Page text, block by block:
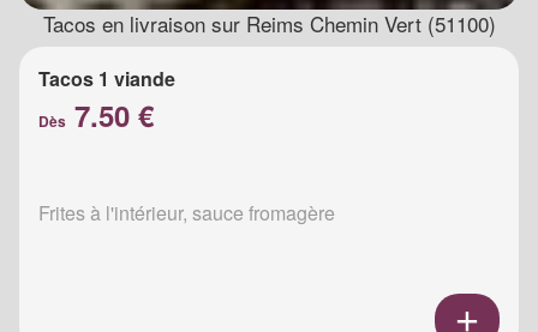
Tacos en livraison sur Reims Chemin Vert (51100)
Tacos 1 viande
Dès 7.50 €
Frites à l'intérieur, sauce fromagère